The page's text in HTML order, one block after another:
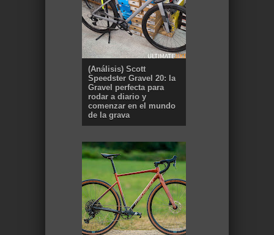
(Análisis) Scott
Speedster Gravel 20: la
Gravel perfecta para
rodar a diario y
comenzar en el mundo
de la grava